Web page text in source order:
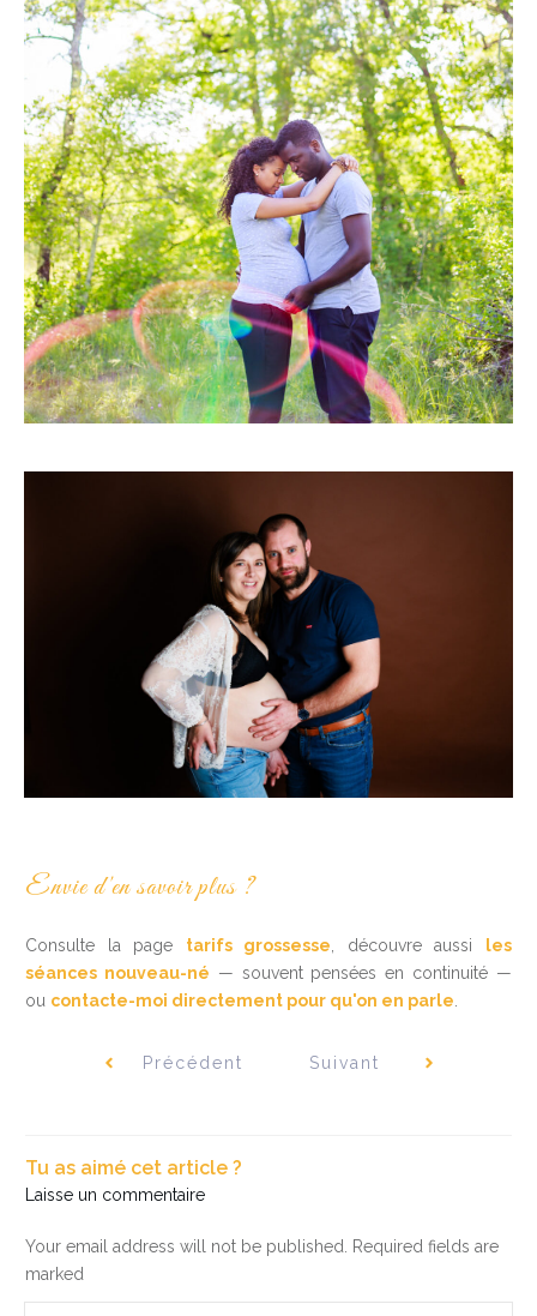
Envie d'en savoir plus ?
Consulte la page tarifs grossesse , découvre aussi
les
séances nouveau-né — souvent pensées en continuité —
ou contacte-moi directement pour qu'on en parle
Précédent Suivant
Tu as aimé cet article ?
Laisse un commentaire
Your email address will not be published.
Required fields are
marked